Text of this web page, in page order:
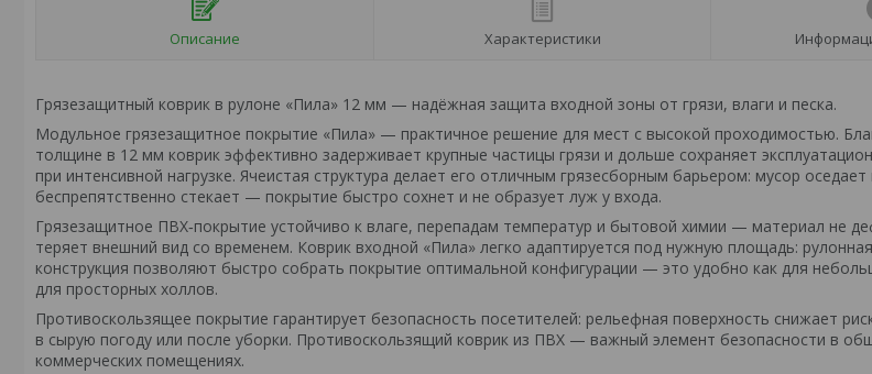
Описание Характеристики
Грязезащитный коврик в рулоне «Пила» 12 мм — надёжная защита входной зоны от грязи, влаги и песка.
Модульное грязезащитное покрытие «Пила» — практичное решение для мест с высокой проходимостью.
толщине в 12 мм коврик эффективно задерживает крупные частицы грязи и дольше сохраняет
при интенсивной нагрузке. Ячеистая структура делает его отличным грязесборным барьером: мусор оседает
беспрепятственно стекает — покрытие быстро сохнет и не образует луж у входа.
Грязезащитное ПВХ‑покрытие устойчиво к влаге, перепадам температур и бытовой химии — материал не
теряет внешний вид со временем. Коврик входной «Пила» легко адаптируется под нужную площадь:
конструкция позволяют быстро собрать покрытие оптимальной конфигурации — это удобно как для
для просторных холлов.
Противоскользящее покрытие гарантирует безопасность посетителей: рельефная поверхность снижает
в сырую погоду или после уборки. Противоскользящий коврик из ПВХ — важный элемент безопасности в
коммерческих помещениях.